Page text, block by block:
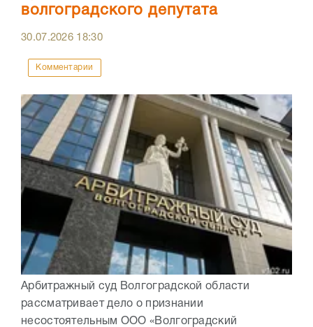
волгоградского депутата
30.07.2026 18:30
Комментарии
Арбитражный суд Волгоградской области
рассматривает дело о признании
несостоятельным ООО «Волгоградский